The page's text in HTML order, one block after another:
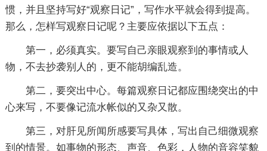
惯，并且坚持写好“观察日记”，写作水平就会得到提高。
那么，怎样写观察日记呢？主要应依据以下五点：
第一，必须真实。要写自己亲眼观察到的事情或人
物，不去抄袭别人的，更不能胡编乱造。
第二，要突出中心。每篇观察日记都应围绕突出的中
心来写，不要像记流水帐似的又杂又散。
第三，对肝见所闻所感要写具体，写出自己细微观察
到的情景。如事物的形态、声音、色彩，人物的音容笑貌